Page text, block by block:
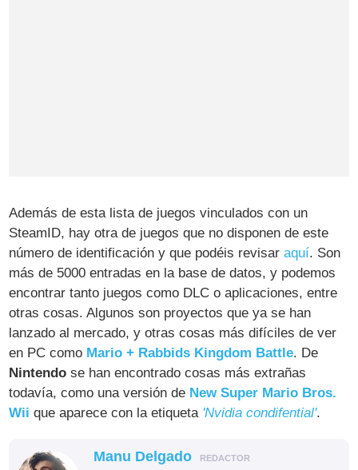
Además de esta lista de juegos vinculados con un
SteamID, hay otra de juegos que no disponen de este
número de identificación y que podéis revisaraquí. Son
más de 5000 entradas en la base de datos, y podemos
encontrar tanto juegos como DLC o aplicaciones, entre
otras cosas. Algunos son proyectos que ya se han
lanzado al mercado, y otras cosas más difíciles de ver
en PC como Mario + Rabbids Kingdom Battle. De
Nintendo se han encontrado cosas más extrañas
todavía, como una versión de New Super Mario Bros.
Wii que aparece con la etiqueta 'Nvidia condifential'.
Manu Delgado REDACTOR